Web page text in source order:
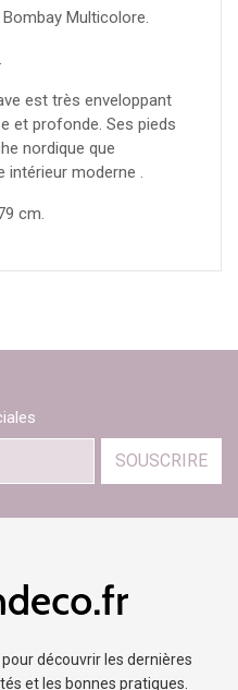
Multicolore.
est très enveloppant
et profonde. Ses pieds
nordique que
intérieur moderne .
cm.
SOUSCRIRE
découvrir les dernières
et les bonnes pratiques.